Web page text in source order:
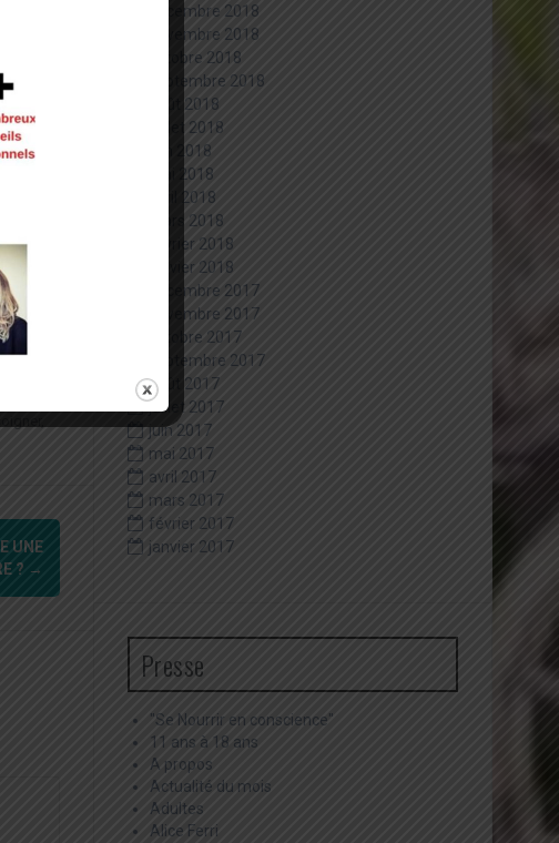
!
UNE
? →
décembre 2018
novembre 2018
octobre 2018
septembre 2018
août 2018
juillet 2018
juin 2018
mai 2018
avril 2018
mars 2018
février 2018
janvier 2018
décembre 2017
novembre 2017
octobre 2017
septembre 2017
août 2017
juillet 2017
juin 2017
mai 2017
avril 2017
mars 2017
février 2017
janvier 2017
Presse
"Se Nourrir en conscience"
11 ans à 18 ans
A propos
Actualité du mois
Adultes
Alice Ferri